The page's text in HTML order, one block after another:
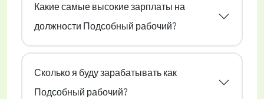
Какие самые высокие зарплаты на
должности Подсобный рабочий?
Сколько я буду зарабатывать как
Подсобный рабочий?